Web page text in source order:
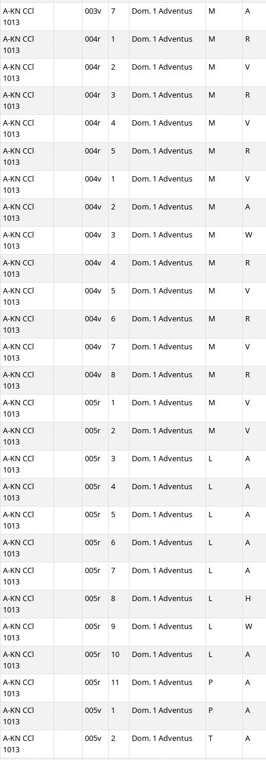
A-KN CCl
1013
003v 7 Dom. 1 Adventus M A
A-KN CCl
1013
004r 1 Dom. 1 Adventus M R
A-KN CCl
1013
004r 2 Dom. 1 Adventus M V
A-KN CCl
1013
004r 3 Dom. 1 Adventus M R
A-KN CCl
1013
004r 4 Dom. 1 Adventus M V
A-KN CCl
1013
004r 5 Dom. 1 Adventus M R
A-KN CCl
1013
004v 1 Dom. 1 Adventus M V
A-KN CCl
1013
004v 2 Dom. 1 Adventus M A
A-KN CCl
1013
004v 3 Dom. 1 Adventus M W
A-KN CCl
1013
004v 4 Dom. 1 Adventus M R
A-KN CCl
1013
004v 5 Dom. 1 Adventus M V
A-KN CCl
1013
004v 6 Dom. 1 Adventus M R
A-KN CCl
1013
004v 7 Dom. 1 Adventus M V
A-KN CCl
1013
004v 8 Dom. 1 Adventus M R
A-KN CCl
1013
005r 1 Dom. 1 Adventus M V
A-KN CCl
1013
005r 2 Dom. 1 Adventus M V
A-KN CCl
1013
005r 3 Dom. 1 Adventus L A
A-KN CCl
1013
005r 4 Dom. 1 Adventus L A
A-KN CCl
1013
005r 5 Dom. 1 Adventus L A
A-KN CCl
1013
005r 6 Dom. 1 Adventus L A
A-KN CCl
1013
005r 7 Dom. 1 Adventus L A
A-KN CCl
1013
005r 8 Dom. 1 Adventus L H
A-KN CCl
1013
005r 9 Dom. 1 Adventus L W
A-KN CCl
1013
005r 10 Dom. 1 Adventus L A
A-KN CCl
1013
005r 11 Dom. 1 Adventus P A
A-KN CCl
1013
005v 1 Dom. 1 Adventus P A
A-KN CCl
1013
005v 2 Dom. 1 Adventus T A